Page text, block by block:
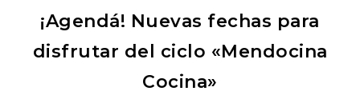
¡Agendá! Nuevas fechas para
disfrutar del ciclo «Mendocina
Cocina»